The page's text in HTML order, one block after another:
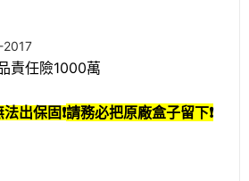
2017
責任險1000萬
出保固❗請務必把原廠盒子留下❗